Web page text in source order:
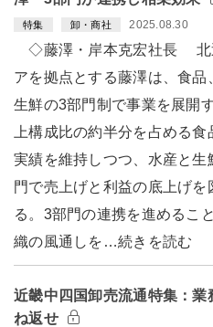
特集 卸・商社 2025.08.30
◇藤澤・岸本克宏社長 北
アを拠点とする藤澤は、食品
生鮮の3部門制で事業を展開
上構成比の約半分を占める食
実績を維持しつつ、水産と生
門で売上げと利益の底上げを
る。3部門の連携を進めるこ
織の風通しを…続きを読む
近畿中四国卸売流通特集：
ね返せ